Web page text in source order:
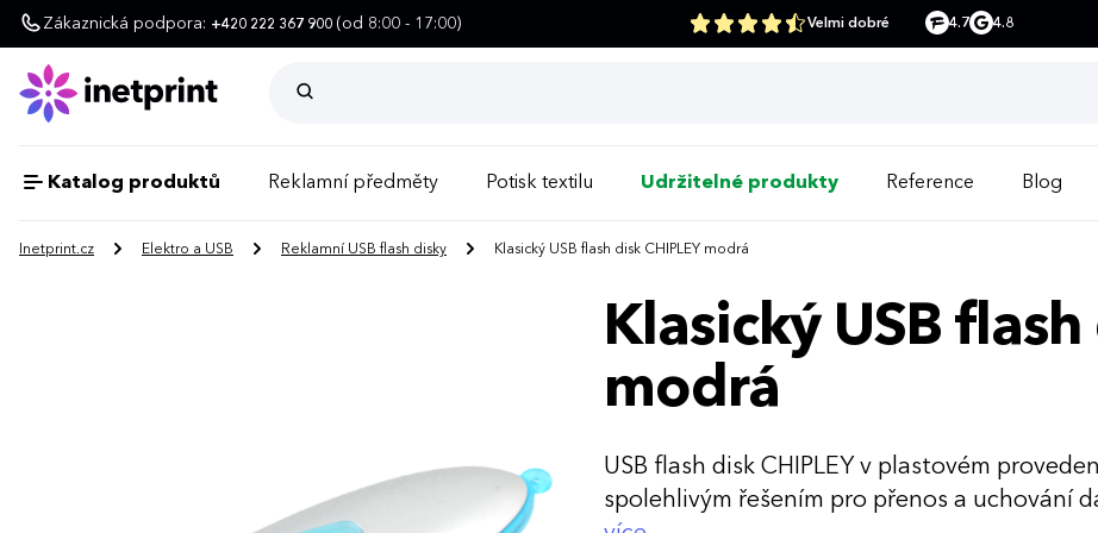
Zákaznická podpora: +420 222 367 900 (od 8:00 - 17:00) Velmi dobré 4.7 4.8
Katalog produktů Reklamní předměty Potisk textilu Udržitelné produkty Reference Blog
Inetprint.cz Elektro a USB Reklamní USB flash disky Klasický USB flash disk CHIPLEY modrá
Klasický USB flash
modrá
USB flash disk CHIPLEY v plastovém
spolehlivým řešením pro přenos a uchování